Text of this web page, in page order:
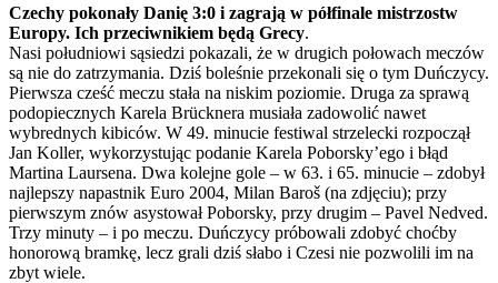
Czechy pokonały Danię 3:0 i zagrają w półfinale mistrzostw
Europy. Ich przeciwnikiem będą Grecy.
Nasi południowi sąsiedzi pokazali, że w drugich połowach meczów
są nie do zatrzymania. Dziś boleśnie przekonali się o tym Duńczycy.
Pierwsza cześć meczu stała na niskim poziomie. Druga za sprawą
podopiecznych Karela Brücknera musiała zadowolić nawet
wybrednych kibiców. W 49. minucie festiwal strzelecki rozpoczął
Jan Koller, wykorzystując podanie Karela Poborsky’ego i błąd
Martina Laursena. Dwa kolejne gole – w 63. i 65. minucie – zdobył
najlepszy napastnik Euro 2004, Milan Baroš (na zdjęciu); przy
pierwszym znów asystował Poborsky, przy drugim – Pavel Nedved.
Trzy minuty – i po meczu. Duńczycy próbowali zdobyć choćby
honorową bramkę, lecz grali dziś słabo i Czesi nie pozwolili im na
zbyt wiele.